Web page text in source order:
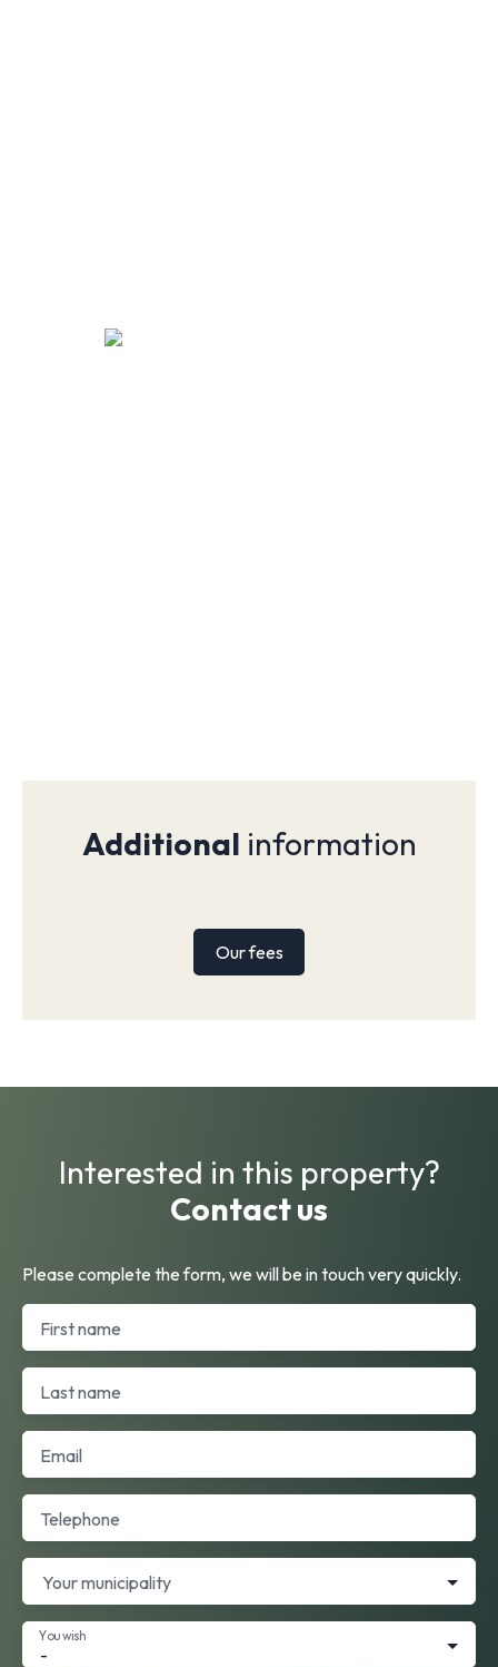
Additional information
Our fees
Interested in this property?
Contact us
Please complete the form, we will be in touch very quickly.
First name
Last name
Email
Telephone
Your municipality
-
You wish